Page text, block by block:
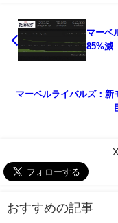
マーベ
85%減
マーベルライバルズ：新
おすすめの記事